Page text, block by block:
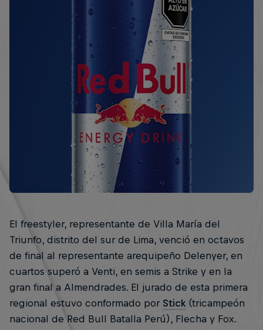
El freestyler, representante de Villa María del
Triunfo, distrito del sur de Lima, venció en octavos
de final al representante arequipeño Delenyer, en
cuartos superó a Venti, en semis a Strike y en la
gran final a Almendrades. El jurado de esta primera
regional estuvo conformado por Stick (tricampeón
nacional de Red Bull Batalla Perú), Flecha y Fox.